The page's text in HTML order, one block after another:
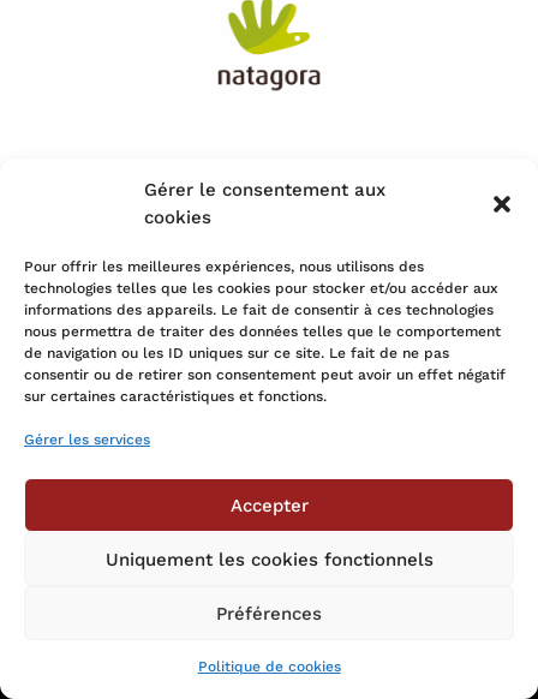
Gérer le consentement aux
cookies
Pour offrir les meilleures expériences, nous utilisons des
technologies telles que les cookies pour stocker et/ou accéder aux
informations des appareils. Le fait de consentir à ces technologies
nous permettra de traiter des données telles que le comportement
de navigation ou les ID uniques sur ce site. Le fait de ne pas
consentir ou de retirer son consentement peut avoir un effet négatif
sur certaines caractéristiques et fonctions.
Gérer les services
Accepter
Uniquement les cookies fonctionnels
Préférences
Politique de cookies

Rue Fernand Bernier 15,
1060 Bruxelles
